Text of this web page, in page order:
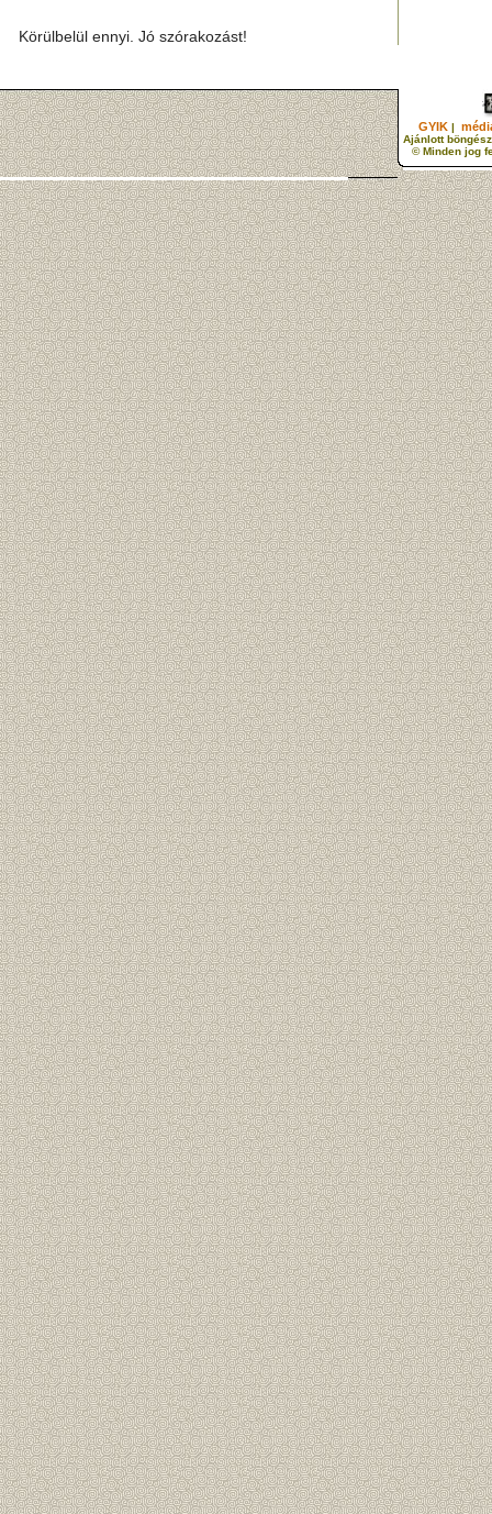
Körülbelül ennyi. Jó szórakozást!
GYIK |
Ajánlott
© Minden jog